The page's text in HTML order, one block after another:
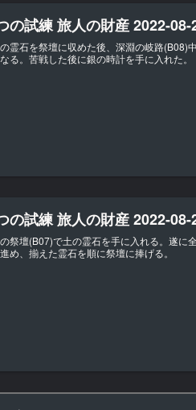
の試練 旅人の財産 2022-08-
霊石を祭壇に収めた後、深淵の岐路(B08)
る。苦戦した後に銀の時計を手に入れた。
の試練 旅人の財産 2022-08-
祭壇(B07)で土の霊石を手に入れる。遂に
め、揃えた霊石を順に祭壇に捧げる。